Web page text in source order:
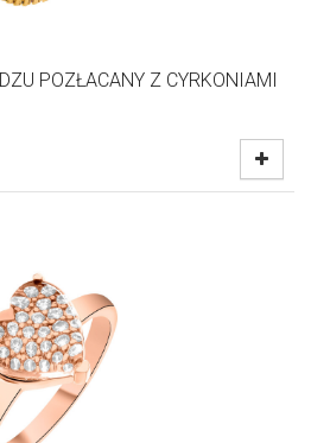
POZŁACANY Z CYRKONIAMI